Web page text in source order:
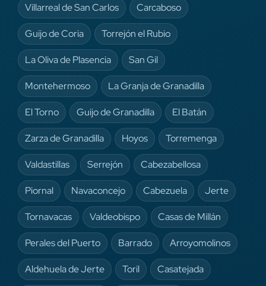
Villarreal de San Carlos Carcaboso
Guijo de Coria Torrejón el Rubio
La Oliva de Plasencia San Gil
Montehermoso La Granja de Granadilla
El Torno Guijo de Granadilla El Batán
Zarza de Granadilla Hoyos Torremenga
Valdastillas Serrejón Cabezabellosa
Piornal Navaconcejo Cabezuela Jerte
Tornavacas Valdeobispo Casas de Millán
Perales del Puerto Barrado Arroyomolinos
Aldehuela de Jerte Toril Casatejada